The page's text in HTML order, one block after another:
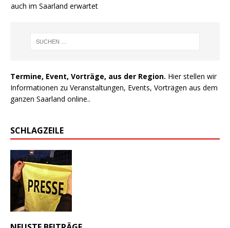
auch im Saarland erwartet
Termine, Event, Vorträge, aus der Region. Hier stellen wir
Informationen zu Veranstaltungen, Events, Vorträgen aus dem
ganzen Saarland online..
SCHLAGZEILE